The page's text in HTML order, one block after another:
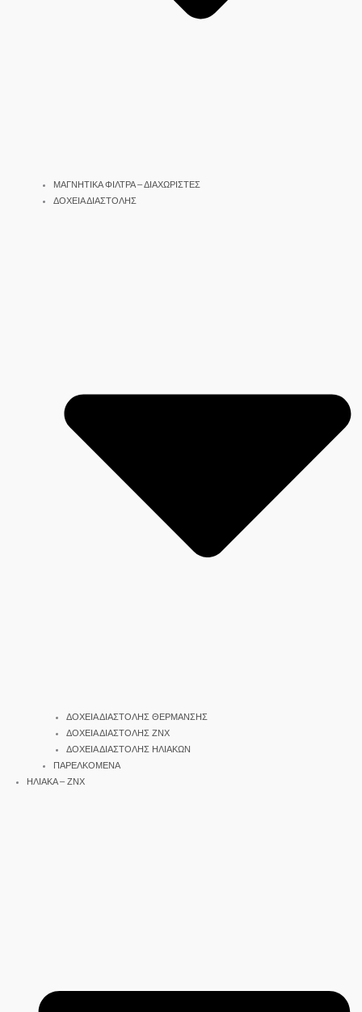
ΜΑΓΝΗΤΙΚΑ ΦΙΛΤΡΑ – ΔΙΑΧΩΡΙΣΤΕΣ
ΔΟΧΕΙΑ ΔΙΑΣΤΟΛΗΣ
ΔΟΧΕΙΑ ΔΙΑΣΤΟΛΗΣ ΘΕΡΜΑΝΣΗΣ
ΔΟΧΕΙΑ ΔΙΑΣΤΟΛΗΣ ΖΝΧ
ΔΟΧΕΙΑ ΔΙΑΣΤΟΛΗΣ ΗΛΙΑΚΩΝ
ΠΑΡΕΛΚΟΜΕΝΑ
ΗΛΙΑΚΑ – ΖΝΧ